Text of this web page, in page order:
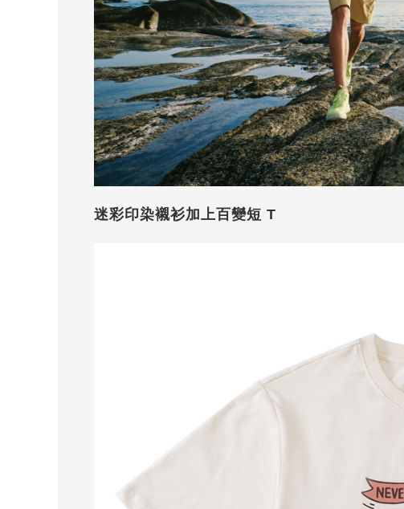
迷彩印染襯衫加上百變短 T